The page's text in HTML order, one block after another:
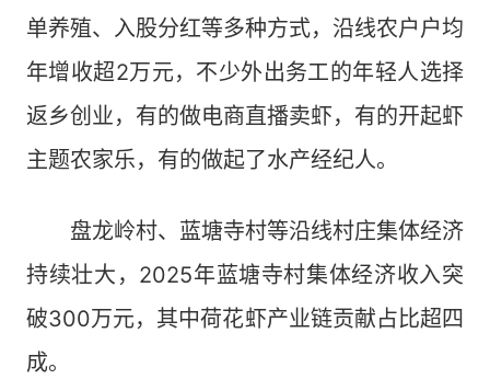
单养殖、入股分红等多种方式，沿线农户户均
年增收超2万元，不少外出务工的年轻人选择
返乡创业，有的做电商直播卖虾，有的开起虾
主题农家乐，有的做起了水产经纪人。
盘龙岭村、蓝塘寺村等沿线村庄集体经济
持续壮大，2025年蓝塘寺村集体经济收入突
破300万元，其中荷花虾产业链贡献占比超四
成。